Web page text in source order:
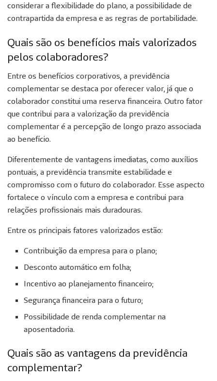
considerar a flexibilidade do plano, a possibilidade de
contrapartida da empresa e as regras de portabilidade.
Quais são os benefícios mais valorizados
pelos colaboradores?
Entre os benefícios corporativos, a previdência
complementar se destaca por oferecer valor, já que o
colaborador constitui uma reserva financeira. Outro fator
que contribui para a valorização da previdência
complementar é a percepção de longo prazo associada
ao benefício.
Diferentemente de vantagens imediatas, como auxílios
pontuais, a previdência transmite estabilidade e
compromisso com o futuro do colaborador. Esse aspecto
fortalece o vínculo com a empresa e contribui para
relações profissionais mais duradouras.
Entre os principais fatores valorizados estão:
Contribuição da empresa para o plano;
Desconto automático em folha;
Incentivo ao planejamento financeiro;
Segurança financeira para o futuro;
Possibilidade de renda complementar na
aposentadoria.
Quais são as vantagens da previdência
complementar?